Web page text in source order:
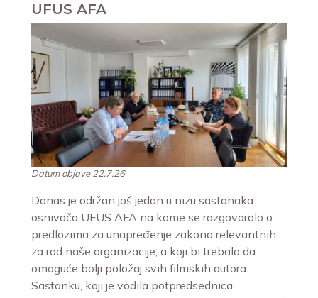
UFUS AFA
Datum objave 22.7.26
Danas je održan još jedan u nizu sastanaka
osnivača UFUS AFA na kome se razgovaralo o
predlozima za unapređenje zakona relevantnih
za rad naše organizacije, a koji bi trebalo da
omoguće bolji položaj svih filmskih autora.
Sastanku, koji je vodila potpredsednica